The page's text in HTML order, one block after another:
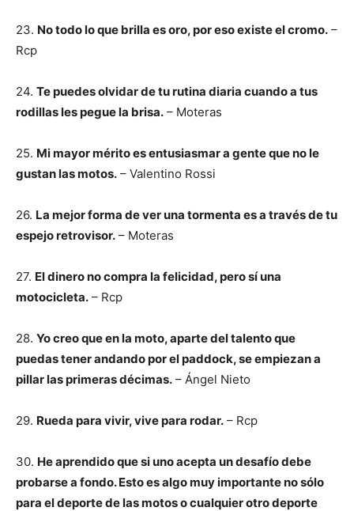
23. No todo lo que brilla es oro, por eso existe el cromo. –
Rcp
24. Te puedes olvidar de tu rutina diaria cuando a tus
rodillas les pegue la brisa. – Moteras
25. Mi mayor mérito es entusiasmar a gente que no le
gustan las motos. – Valentino Rossi
26. La mejor forma de ver una tormenta es a través de tu
espejo retrovisor. – Moteras
27. El dinero no compra la felicidad, pero sí una
motocicleta. – Rcp
28. Yo creo que en la moto, aparte del talento que
puedas tener andando por el paddock, se empiezan a
pillar las primeras décimas. – Ángel Nieto
29. Rueda para vivir, vive para rodar. – Rcp
30. He aprendido que si uno acepta un desafío debe
probarse a fondo. Esto es algo muy importante no sólo
para el deporte de las motos o cualquier otro deporte